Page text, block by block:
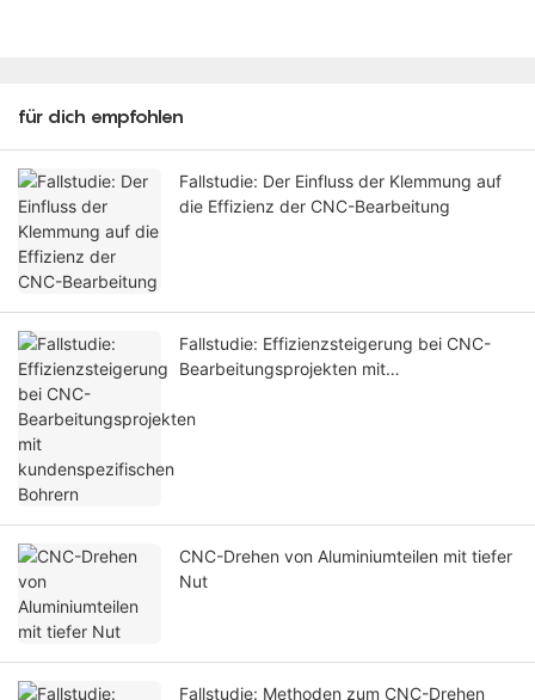
für dich empfohlen
Fallstudie: Der Einfluss der Klemmung auf
die Effizienz der CNC-Bearbeitung
Fallstudie: Effizienzsteigerung bei CNC-
Bearbeitungsprojekten mit
CNC-Drehen von Aluminiumteilen mit tiefer
Nut
Fallstudie: Methoden zum CNC-Drehen